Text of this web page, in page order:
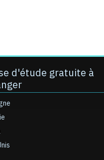
d'étude gratuite à